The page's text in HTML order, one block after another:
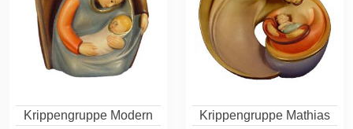
Krippengruppe Modern
Krippengruppe Mathias